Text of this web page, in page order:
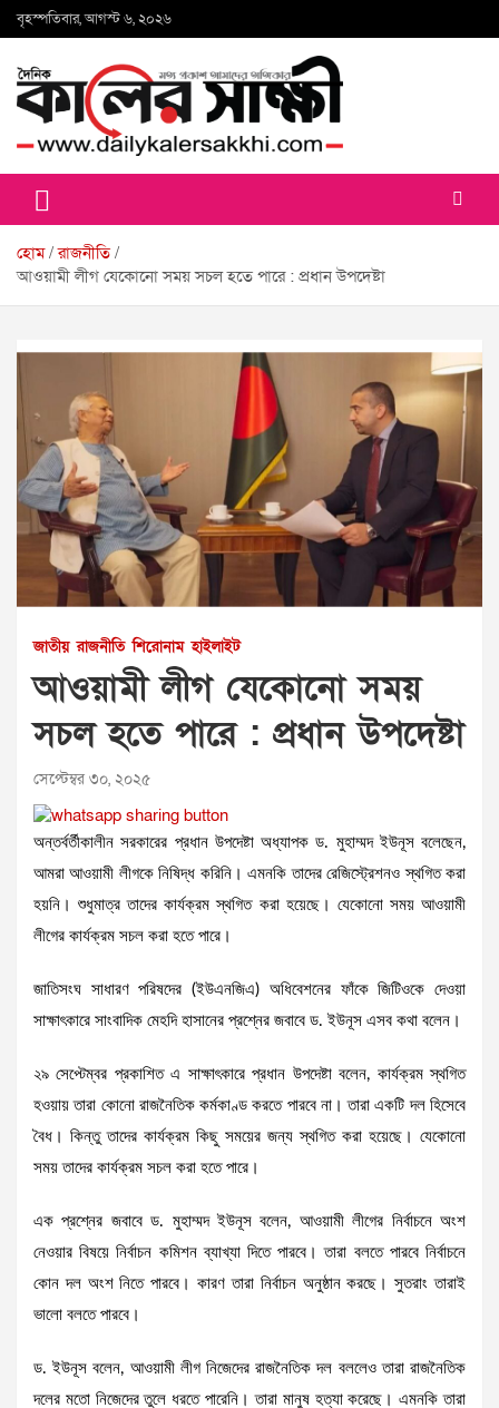
Skip
to
বৃহস্পতিবার, আগস্ট ৬, ২০২৬
কালের সাক্ষী
হোম রাজনীতি
আওয়ামী লীগ যেকোনো সময় সচল হতে পারে : প্রধান উপদেষ্টা
জাতীয় রাজনীতি শিরোনাম হাইলাইট
আওয়ামী লীগ যেকোনো সময়
সচল হতে পারে : প্রধান উপদেষ্টা
সেপ্টেম্বর ৩০, ২০২৫
অন্তর্বর্তীকালীন সরকারের প্রধান উপদেষ্টা অধ্যাপক ড. মুহাম্মদ ইউনূস বলেছেন,
আমরা আওয়ামী লীগকে নিষিদ্ধ করিনি। এমনকি তাদের রেজিস্ট্রেশনও স্থগিত করা
হয়নি। শুধুমাত্র তাদের কার্যক্রম স্থগিত করা হয়েছে। যেকোনো সময় আওয়ামী
লীগের কার্যক্রম সচল করা হতে পারে।
জাতিসংঘ সাধারণ পরিষদের (ইউএনজিএ) অধিবেশনের ফাঁকে জিটিওকে দেওয়া
সাক্ষাৎকারে সাংবাদিক মেহদি হাসানের প্রশ্নের জবাবে ড. ইউনূস এসব কথা বলেন।
২৯ সেপ্টেম্বর প্রকাশিত এ সাক্ষাৎকারে প্রধান উপদেষ্টা বলেন, কার্যক্রম স্থগিত
হওয়ায় তারা কোনো রাজনৈতিক কর্মকাণ্ড করতে পারবে না। তারা একটি দল হিসেবে
বৈধ। কিন্তু তাদের কার্যক্রম কিছু সময়ের জন্য স্থগিত করা হয়েছে। যেকোনো
সময় তাদের কার্যক্রম সচল করা হতে পারে।
এক প্রশ্নের জবাবে ড. মুহাম্মদ ইউনূস বলেন, আওয়ামী লীগের নির্বাচনে অংশ
নেওয়ার বিষয়ে নির্বাচন কমিশন ব্যাখ্যা দিতে পারবে। তারা বলতে পারবে নির্বাচনে
কোন দল অংশ নিতে পারবে। কারণ তারা নির্বাচন অনুষ্ঠান করছে। সুতরাং তারাই
ভালো বলতে পারবে।
ড. ইউনূস বলেন, আওয়ামী লীগ নিজেদের রাজনৈতিক দল বললেও তারা রাজনৈতিক
দলের মতো নিজেদের তুলে ধরতে পারেনি। তারা মানুষ হত্যা করেছে। এমনকি তারা